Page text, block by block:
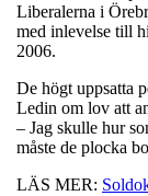
Liberalerna i
med inlevelse till
2006.
De högt uppsatta
Ledin om lov att
– Jag skulle hur
måste de plocka
LÄS MER: